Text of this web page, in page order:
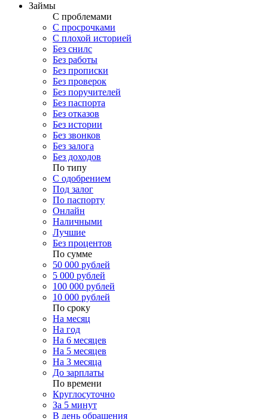
Займы
С проблемами
С просрочками
С плохой историей
Без снилс
Без работы
Без прописки
Без проверок
Без поручителей
Без паспорта
Без отказов
Без истории
Без звонков
Без залога
Без доходов
По типу
С одобрением
Под залог
По паспорту
Онлайн
Наличными
Лучшие
Без процентов
По сумме
50 000 рублей
5 000 рублей
100 000 рублей
10 000 рублей
По сроку
На месяц
На год
На 6 месяцев
На 5 месяцев
На 3 месяца
До зарплаты
По времени
Круглосуточно
За 5 минут
В день обращения